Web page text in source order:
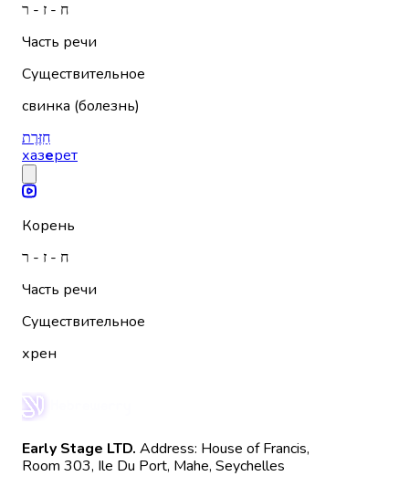
ח - ז - ר
Часть речи
Существительное
свинка (болезнь)
חַזֶּרֶת
хазерет
Корень
ח - ז - ר
Часть речи
Существительное
хрен
Early Stage LTD. Address: House of Francis,
Room 303, Ile Du Port, Mahe, Seychelles